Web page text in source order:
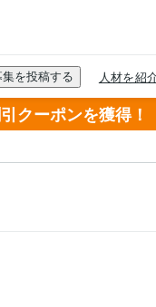
クーポンを獲得！